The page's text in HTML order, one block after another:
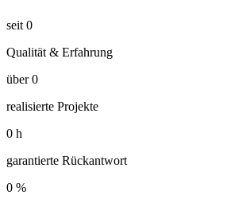
seit 0
Qualität & Erfahrung
über 0
realisierte Projekte
0 h
garantierte Rückantwort
0 %